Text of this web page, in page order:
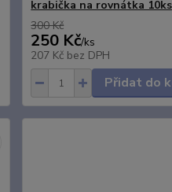
krabička na rovnátka 10ks
300 Kč
250 Kč/ks
207 Kč bez DPH
Přidat do